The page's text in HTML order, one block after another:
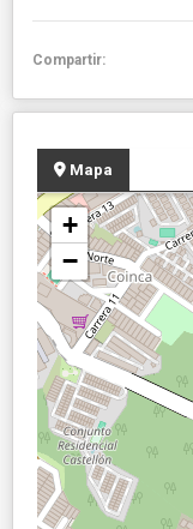
Compartir:
Mapa
+
−